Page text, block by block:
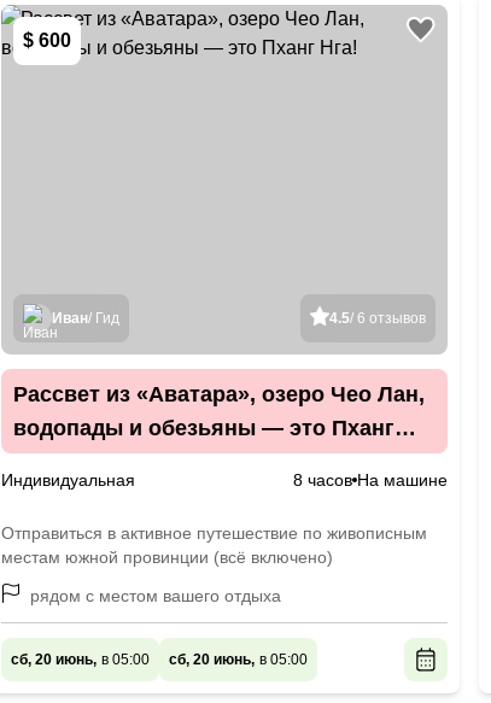
$ 600
4.5/ 6 отзывов
Иван/ Гид
Рассвет из «Аватара», озеро Чео Лан,
водопады и обезьяны — это Пханг
Индивидуальная 8 часов На машине
Отправиться в активное путешествие по живописным
местам южной провинции (всё включено)
рядом с местом вашего отдыха
сб, 20 июнь, в 05:00 сб, 20 июнь, в 05:00